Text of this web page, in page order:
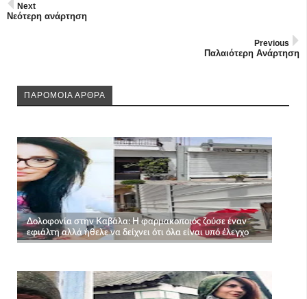
Next
Νεότερη ανάρτηση
Previous
Παλαιότερη Ανάρτηση
ΠΑΡΟΜΟΙΑ ΑΡΘΡΑ